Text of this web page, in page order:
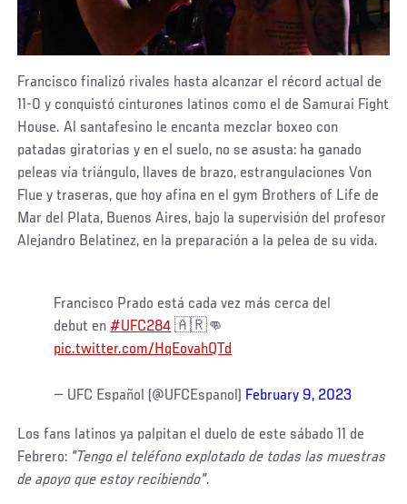
Francisco finalizó rivales hasta alcanzar el récord actual de
11-0 y conquistó cinturones latinos como el de Samurai Fight
House. Al santafesino le encanta mezclar boxeo con
patadas giratorias y en el suelo, no se asusta: ha ganado
peleas vía triángulo, llaves de brazo, estrangulaciones Von
Flue y traseras, que hoy afina en el gym Brothers of Life de
Mar del Plata, Buenos Aires, bajo la supervisión del profesor
Alejandro Belatinez, en la preparación a la pelea de su vida.
Francisco Prado está cada vez más cerca del
debut en #UFC284 🇦🇷👊
pic.twitter.com/HqEovahQTd
— UFC Español (@UFCEspanol) February 9, 2023
Los fans latinos ya palpitan el duelo de este sábado 11 de
Febrero: "Tengo el teléfono explotado de todas las muestras
de apoyo que estoy recibiendo".